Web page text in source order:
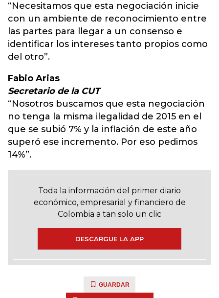
“Necesitamos que esta negociación inicie
con un ambiente de reconocimiento entre
las partes para llegar a un consenso e
identificar los intereses tanto propios como
del otro”.
Fabio Arias
Secretario de la CUT
“Nosotros buscamos que esta negociación
no tenga la misma ilegalidad de 2015 en el
que se subió 7% y la inflación de este año
superó ese incremento. Por eso pedimos
14%”.
Toda la información del primer diario
económico, empresarial y financiero de
Colombia a tan solo un clic
DESCARGUE LA APP
GUARDAR